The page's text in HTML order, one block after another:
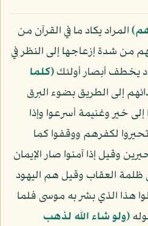
المراد يكاد ما في القرآن من
من شدة إزعاجها إلى النظر في
يخطف أبصار أولئك﴿كلما
إلى الطريق بضوء البرق
خير وغنيمة أسرعوا وإذا
لكفرهم ووقفوا كما
وقيل إذا آمنوا صار الإيمان
ظلمة العقاب وقيل هم اليهود
هذا الذي بشر به موسى فلما
﴿ولو شاء الله لذهب